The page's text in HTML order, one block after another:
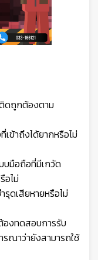
ดถูกต้องตาม
ข้าถึงได้ยากหรือไม่
มือถือที่มีเกวัด
อไม่
ดเสียหายหรือไม่
องทดสอบการรับ
าว่ายังสามารถใช้